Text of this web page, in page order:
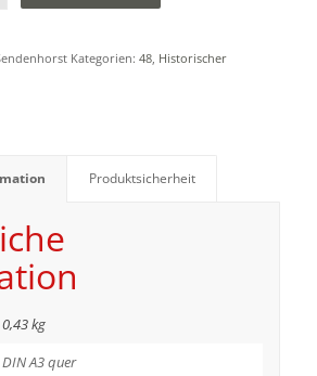
Kategorien: 48, Historischer
Produktsicherheit
0,43 kg
DIN A3 quer